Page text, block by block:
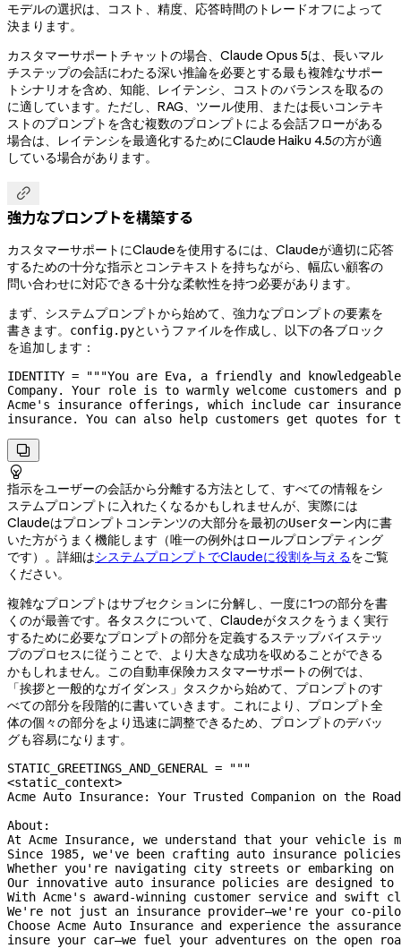
モデルの選択は、コスト、精度、応答時間のトレードオフによって
決まります。
カスタマーサポートチャットの場合、Claude Opus 5は、長いマル
チステップの会話にわたる深い推論を必要とする最も複雑なサポー
トシナリオを含め、知能、レイテンシ、コストのバランスを取るの
に適しています。ただし、RAG、ツール使用、または長いコンテキ
ストのプロンプトを含む複数のプロンプトによる会話フローがある
場合は、レイテンシを最適化するためにClaude Haiku 4.5の方が適
している場合があります。

強力なプロンプトを構築する
カスタマーサポートにClaudeを使用するには、Claudeが適切に応答
するための十分な指示とコンテキストを持ちながら、幅広い顧客の
問い合わせに対応できる十分な柔軟性を持つ必要があります。
まず、システムプロンプトから始めて、強力なプロンプトの要素を
書きます。
config.pyというファイルを作成し、以下の各ブロック
を追加します：
IDENTITY = """You are Eva, a friendly and
Company. Your role is to warmly welcome customers
Acme's insurance offerings, which include car
insurance. You can also help customers get quotes for


指示をユーザーの会話から分離する方法として、すべての情報をシ
ステムプロンプトに入れたくなるかもしれませんが、実際には
Claudeはプロンプトコンテンツの大部分を最初のUserターン内に書
いた方がうまく機能します（唯一の例外はロールプロンプティング
です）。詳細はシステムプロンプトでClaudeに役割を与えるをご覧
ください。
複雑なプロンプトはサブセクションに分解し、一度に1つの部分を書
くのが最善です。各タスクについて、Claudeがタスクをうまく実行
するために必要なプロンプトの部分を定義するステップバイステッ
プのプロセスに従うことで、より大きな成功を収めることができる
かもしれません。この自動車保険カスタマーサポートの例では、
「挨拶と一般的なガイダンス」タスクから始めて、プロンプトのす
べての部分を段階的に書いていきます。これにより、プロンプト全
体の個々の部分をより迅速に調整できるため、プロンプトのデバッ
グも容易になります。
STATIC_GREETINGS_AND_GENERAL = """
<static_context>
Acme Auto Insurance: Your Trusted Companion on the Road
About:
At Acme Insurance, we understand that your vehicle
Since 1985, we've been crafting auto insurance
Whether you're navigating city streets or embarking
Our innovative auto insurance policies are designed
With Acme's award-winning customer service and
We're not just an insurance provider—we're your co-
Choose Acme Auto Insurance and experience the
insure your car—we fuel your adventures on the open